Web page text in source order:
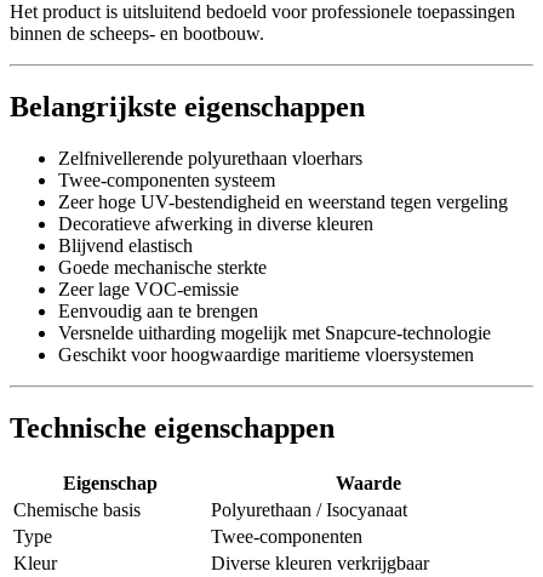
Het product is uitsluitend bedoeld voor professionele toepassingen
binnen de scheeps- en bootbouw.
Belangrijkste eigenschappen
Zelfnivellerende polyurethaan vloerhars
Twee-componenten systeem
Zeer hoge UV-bestendigheid en weerstand tegen vergeling
Decoratieve afwerking in diverse kleuren
Blijvend elastisch
Goede mechanische sterkte
Zeer lage VOC-emissie
Eenvoudig aan te brengen
Versnelde uitharding mogelijk met Snapcure-technologie
Geschikt voor hoogwaardige maritieme vloersystemen
Technische eigenschappen
Eigenschap
Waarde
Chemische basis
Polyurethaan / Isocyanaat
Type
Twee-componenten
Kleur
Diverse kleuren verkrijgbaar